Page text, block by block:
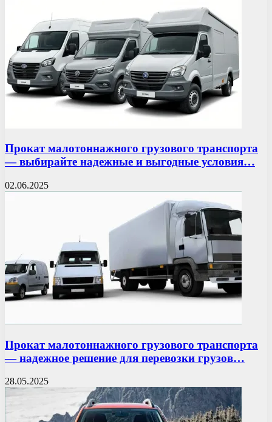
Прокат малотоннажного грузового транспорта
— выбирайте надежные и выгодные условия…
02.06.2025
Прокат малотоннажного грузового транспорта
— надежное решение для перевозки грузов…
28.05.2025